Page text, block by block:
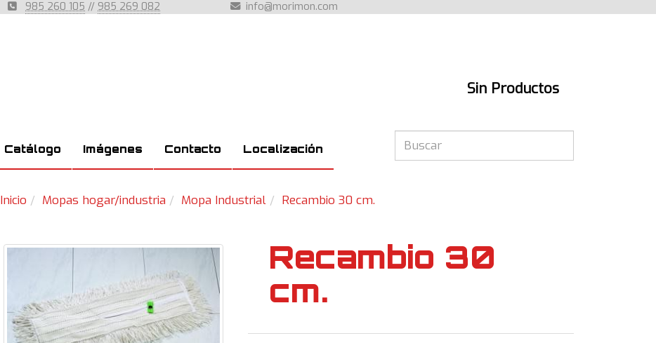
985 260 105 // 985 269 082 info morimon.com
Sin Productos
Catálogo Imágenes Contacto Localización
Inicio Mopas hogar/industria Mopa Industrial Recambio 30 cm.
Recambio 30
cm.